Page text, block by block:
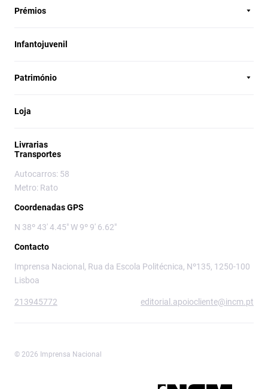
Prémios
Infantojuvenil
Património
Loja
Livrarias
Transportes
Autocarros: 58
Metro: Rato
Coordenadas GPS
N 38º 43' 4.45" W 9º 9' 6.62"
Contacto
Imprensa Nacional, Rua da Escola Politécnica, Nº135, 1250-100
Lisboa
213945772 editorial.apoiocliente@incm.pt
© 2026 Imprensa Nacional